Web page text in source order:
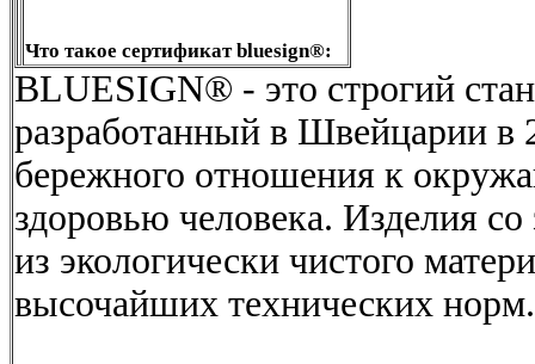
Что такое сертификатbluesign®:
BLUESIGN® - это строгий
разработанный в Швейцарии в
бережного отношения к
здоровью человека. Изделия
из экологически чистого
высочайших технических норм.